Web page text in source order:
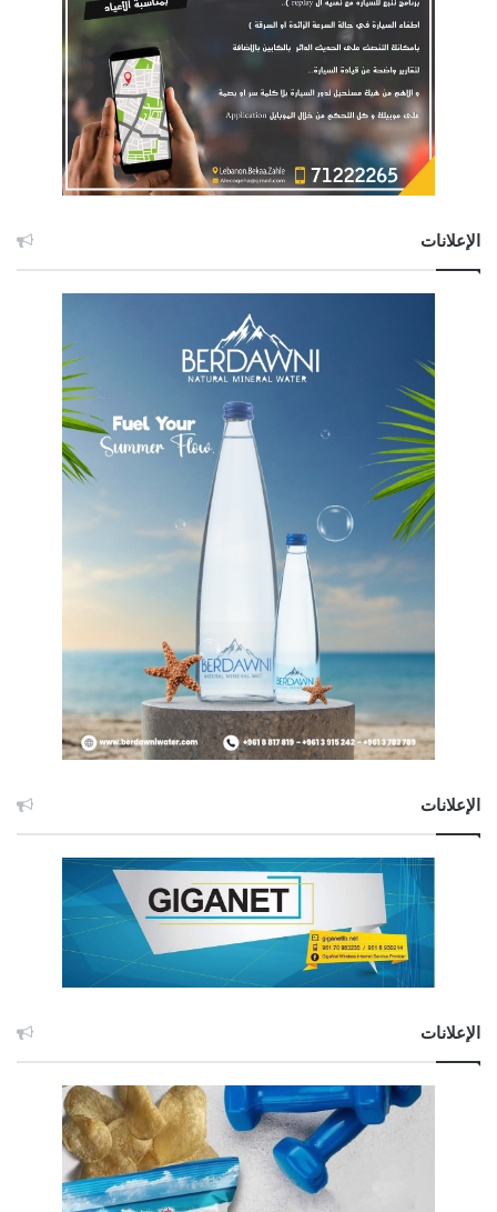
الإعلانات
الإعلانات
الإعلانات